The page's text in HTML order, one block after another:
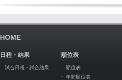
HOME
日程・結果
試合日程・試合結果
順位表
順位表
年間順位表